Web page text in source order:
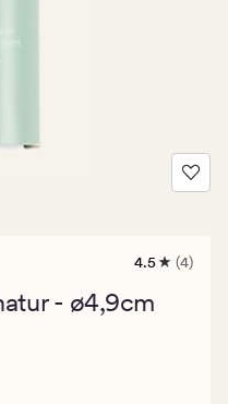
4
med
4.5 (4)
- ø4,9cm